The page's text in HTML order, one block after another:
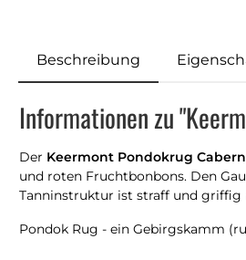
Beschreibung
Informationen zu
Der Keermont Pondokrug
und roten Fruchtbonbons. Den
Tanninstruktur ist straff und griffig
Pondok Rug - ein Gebirgskamm